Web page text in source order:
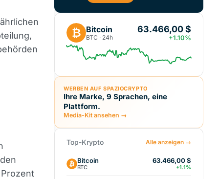
₿ Bitcoin
BTC · 24h
63.466,00 $
+1.10%
WERBEN AUF SPAZIOCRYPTO
Ihre Marke, 9 Sprachen, eine
Plattform.
Media-Kit ansehen →
Top-Krypto Alle anzeigen →
Bitcoin
BTC
63.466,00 $
+1.1%